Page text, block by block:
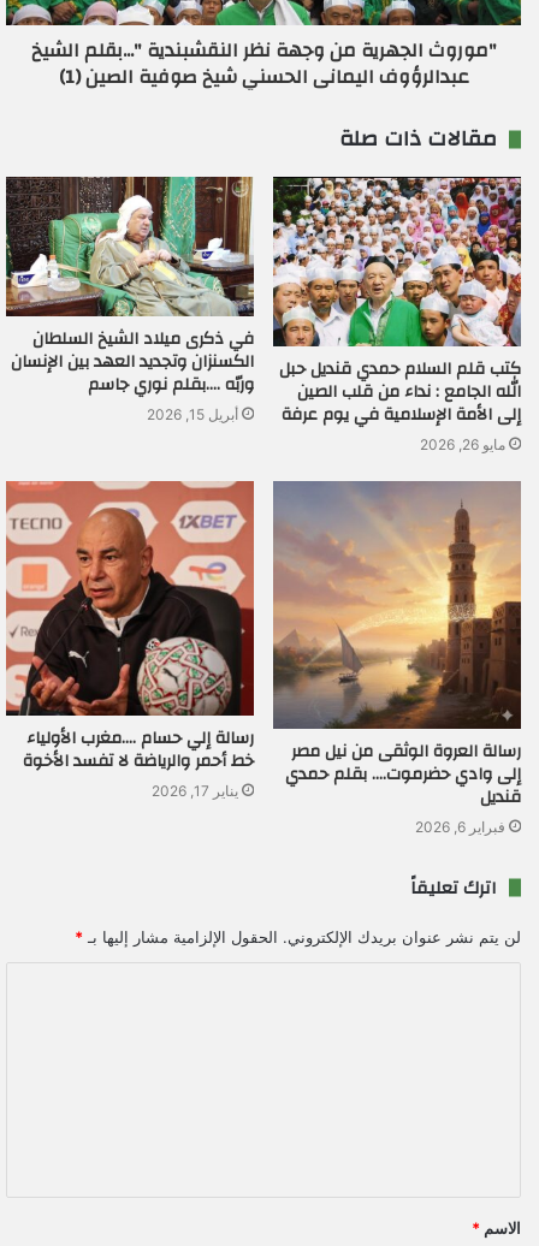
"موروث الجهرية من وجهة نظر النقشبندية "...بقلم الشيخ
عبدالرؤوف اليمانى الحسني شيخ صوفية الصين (1)
مقالات ذات صلة
كتب قلم السلام حمدي قنديل حبل
الله الجامع : نداء من قلب الصين
إلى الأمة الإسلامية في يوم عرفة
مايو 26, 2026
في ذكرى ميلاد الشيخ السلطان
الكسنزان وتجديد العهد بين الإنسان
وربّه ….بقلم نوري جاسم
أبريل 15, 2026
رسالة العروة الوثقى من نيل مصر
إلى وادي حضرموت…. بقلم حمدي
قنديل
فبراير 6, 2026
رسالة إلي حسام ….مغرب الأولياء
خط أحمر والرياضة لا تفسد الأخوة
يناير 17, 2026
اترك تعليقاً
لن يتم نشر عنوان بريدك الإلكتروني. الحقول الإلزامية مشار إليها بـ *
ق
*
الاسم *